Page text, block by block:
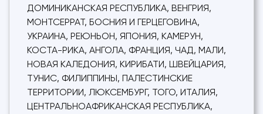
ДОМИНИКАНСКАЯ РЕСПУБЛИКА, ВЕНГРИЯ,
МОНТСЕРРАТ, БОСНИЯ И ГЕРЦЕГОВИНА,
УКРАИНА, РЕЮНЬОН, ЯПОНИЯ, КАМЕРУН,
КОСТА-РИКА, АНГОЛА, ФРАНЦИЯ, ЧАД, МАЛИ,
НОВАЯ КАЛЕДОНИЯ, КИРИБАТИ, ШВЕЙЦАРИЯ,
ТУНИС, ФИЛИППИНЫ, ПАЛЕСТИНСКИЕ
ТЕРРИТОРИИ, ЛЮКСЕМБУРГ, ТОГО, ИТАЛИЯ,
ЦЕНТРАЛЬНОАФРИКАНСКАЯ РЕСПУБЛИКА,